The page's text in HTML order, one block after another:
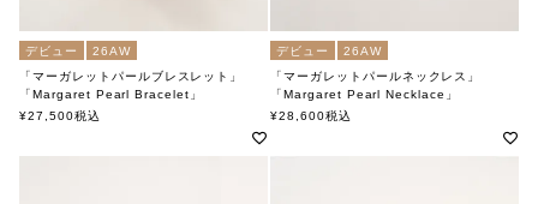
デビュー
26AW
「マーガレットパールブレスレット」
「Margaret Pearl Bracelet」
soutiencollar×kaori shimomura（ステンカラー×カオリシモムラ）
¥27,500税込
デビュー
26AW
「マーガレットパールネックレス」
「Margaret Pearl Necklace」
soutiencollar×kaori shimomura（ステンカラー×カオリシモムラ）
¥28,600税込